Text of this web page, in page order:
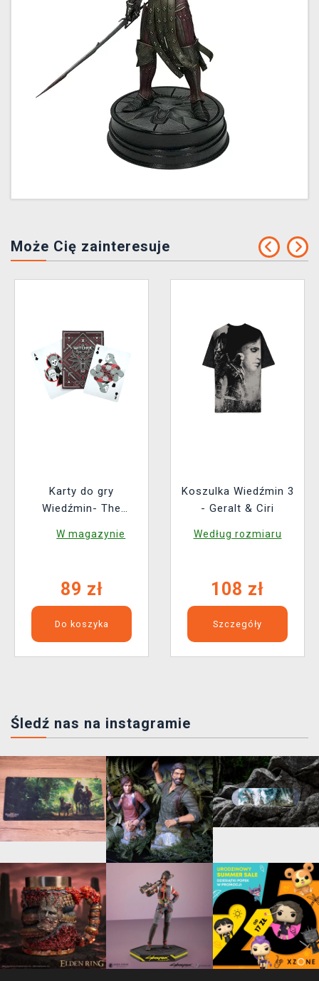
Może Cię zainteresuje
Karty do gry
Wiedźmin- The
W magazynie
89 zł
Do koszyka
Koszulka Wiedźmin 3
- Geralt & Ciri
Według rozmiaru
108 zł
Szczegóły
Śledź nas na instagramie